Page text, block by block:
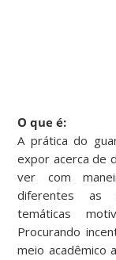
O que é:
A prática do
expor acerca de
ver com
diferentes as
temáticas
Procurando
meio acadêmico